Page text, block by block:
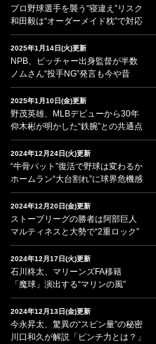
プロ野球選手を襲う“寝違え”リスク
和田毅は“オーダーメイド枕”で対応
2025年1月14日(火)更新
NPB、ピッチャー出身監督が半数
ノムさん“投手NG”発言も今や昔
2025年1月10日(金)更新
野茂英雄、MLBデビューから30年
仰木彬が明かした“鉄腕”との共通点
2024年12月24日(火)更新
“牛骨バット”復活で野球は変わるか
ホームラン“大台割れ”に球界危機感
2024年12月20日(金)更新
ストーブリーグの勝者は阿部巨人
マルティネスと大勢で“2重ロック”
2024年12月17日(火)更新
石川柊太、マリーンズFA移籍
「魔球」演出する“マリンの風”
2024年12月13日(金)更新
今永昇太、驚異の“スピン量”の秘密
川口和久が解説「ピンチ力とは？」